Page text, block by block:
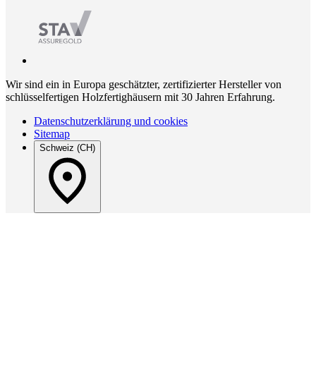
Wir sind ein in Europa geschätzter, zertifizierter Hersteller von
schlüsselfertigen Holzfertighäusern mit 30 Jahren Erfahrung.
Datenschutzerklärung und cookies
Sitemap
Schweiz (CH)